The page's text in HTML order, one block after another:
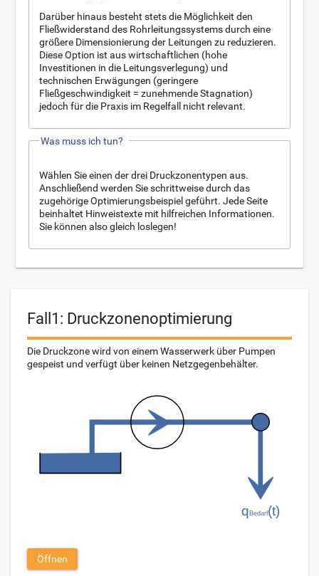
Darüber hinaus besteht stets die Möglichkeit den
Fließwiderstand des Rohrleitungssystems durch eine
größere Dimensionierung der Leitungen zu reduzieren.
Diese Option ist aus wirtschaftlichen (hohe
Investitionen in die Leitungsverlegung) und
technischen Erwägungen (geringere
Fließgeschwindigkeit = zunehmende Stagnation)
jedoch für die Praxis im Regelfall nicht relevant.
Was muss ich tun?
Wählen Sie einen der drei Druckzonentypen aus.
Anschließend werden Sie schrittweise durch das
zugehörige Optimierungsbeispiel geführt. Jede Seite
beinhaltet Hinweistexte mit hilfreichen Informationen.
Sie können also gleich loslegen!
Fall1: Druckzonenoptimierung
Die Druckzone wird von einem Wasserwerk über Pumpen
gespeist und verfügt über keinen Netzgegenbehälter.
Öffnen